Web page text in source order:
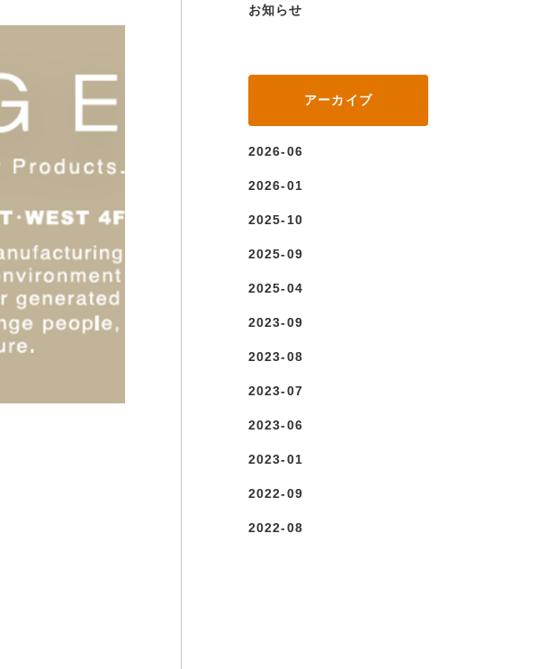
お知らせ
アーカイブ
2026-06
2026-01
2025-10
2025-09
2025-04
2023-09
2023-08
2023-07
2023-06
2023-01
2022-09
2022-08